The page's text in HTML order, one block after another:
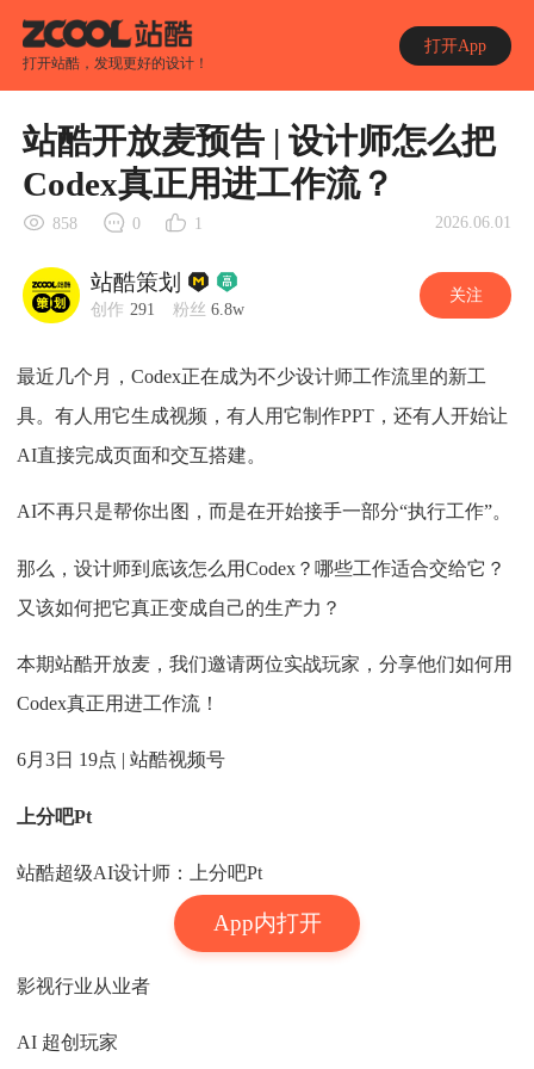
打开站酷，发现更好的设计！
打开App
App内打开
站酷开放麦预告 | 设计师怎么把
Codex真正用进工作流？
858 0 1 2026.06.01
站酷策划
创作 291 粉丝 6.8w
关注
最近几个月，Codex正在成为不少设计师工作流里的新工
具。有人用它生成视频，有人用它制作PPT，还有人开始让
AI直接完成页面和交互搭建。
AI不再只是帮你出图，而是在开始接手一部分“执行工作”。
那么，设计师到底该怎么用Codex？ 哪些工作适合交给它？
又该如何把它真正变成自己的生产力？
本期站酷开放麦，我们邀请两位实战玩家，分享他们如何用
Codex真正用进工作流！
6月3日 19点 | 站酷视频号
上分吧Pt
站酷超级AI设计师：上分吧Pt
影视行业从业者
AI 超创玩家